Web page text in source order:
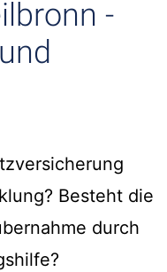
-
Besteht die
durch